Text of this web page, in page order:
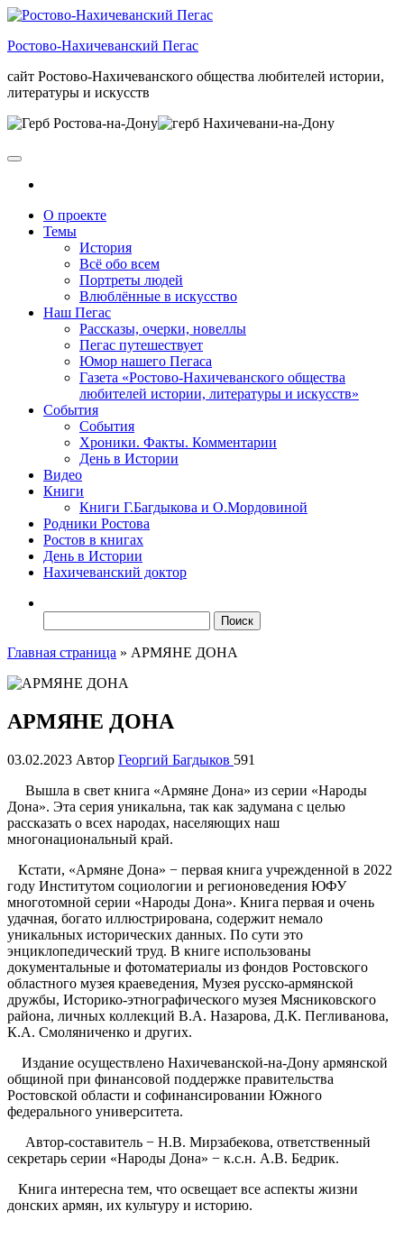
Skip
the
Ростово-Нахичеванский Пегас
сайт Ростово-Нахичеванского общества любителей истории,
литературы и искусств
О проекте
Темы
История
Всё обо всем
Портреты людей
Влюблённые в искусство
Наш Пегас
Рассказы, очерки, новеллы
Пегас путешествует
Юмор нашего Пегаса
Газета «Ростово-Нахичеванского общества
любителей истории, литературы и искусств»
События
События
Хроники. Факты. Комментарии
День в Истории
Видео
Книги
Книги Г.Багдыкова и О.Мордовиной
Родники Ростова
Ростов в книгах
День в Истории
Нахичеванский доктор
Главная страница » АРМЯНЕ ДОНА
АРМЯНЕ ДОНА
03.02.2023 Автор Георгий Багдыков 591
Вышла в свет книга «Армяне Дона» из серии «Народы
Дона». Эта серия уникальна, так как задумана с целью
рассказать о всех народах, населяющих наш
многонациональный край.
Кстати, «Армяне Дона» − первая книга учрежденной в 2022
году Институтом социологии и регионоведения ЮФУ
многотомной серии «Народы Дона». Книга первая и очень
удачная, богато иллюстрирована, содержит немало
уникальных исторических данных. По сути это
энциклопедический труд. В книге использованы
документальные и фотоматериалы из фондов Ростовского
областного музея краеведения, Музея русско-армянской
дружбы, Историко-этнографического музея Мясниковского
района, личных коллекций В.А. Назарова, Д.К. Пегливанова,
К.А. Смоляниченко и других.
Издание осуществлено Нахичеванской-на-Дону армянской
общиной при финансовой поддержке правительства
Ростовской области и софинансировании Южного
федерального университета.
Автор-составитель − Н.В. Мирзабекова, ответственный
секретарь серии «Народы Дона» − к.с.н. А.В. Бедрик.
Книга интересна тем, что освещает все аспекты жизни
донских армян, их культуру и историю.